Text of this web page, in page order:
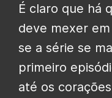
É claro que há
deve mexer
se a série se
primeiro
até os